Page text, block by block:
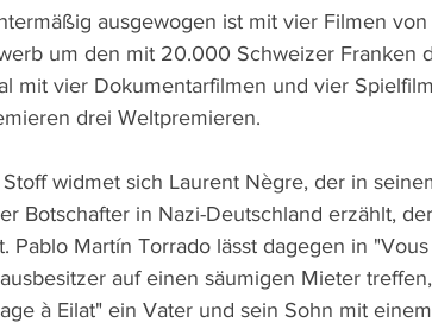
ausgewogen ist mit vier Filmen
um den mit 20.000 Schweizer Franken
mit vier Dokumentarfilmen und vier
drei Weltpremieren.
widmet sich Laurent Nègre, der in
Botschafter in Nazi-Deutschland erzählt,
Pablo Martín Torrado lässt dagegen in "Vous
auf einen säumigen Mieter
à Eilat" ein Vater und sein Sohn mit